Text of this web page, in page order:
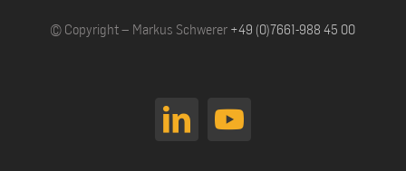
© Copyright – Markus Schwerer +49 (0)7661-988 45 00
LinkedInYouTube